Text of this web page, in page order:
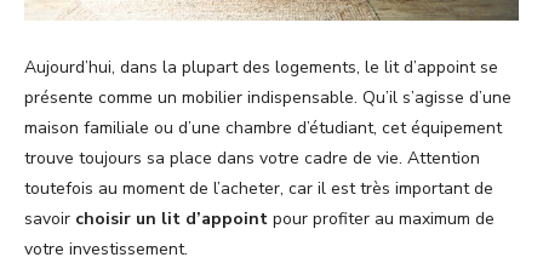
Aujourd’hui, dans la plupart des logements, le lit d’appoint se
présente comme un mobilier indispensable. Qu’il s’agisse d’une
maison familiale ou d’une chambre d’étudiant, cet équipement
trouve toujours sa place dans votre cadre de vie. Attention
toutefois au moment de l’acheter, car il est très important de
savoir choisir un lit d’appoint pour profiter au maximum de
votre investissement.